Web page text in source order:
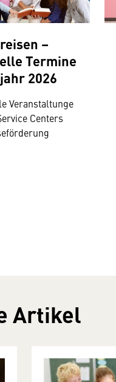
–
Termine
2026
Veranstaltunge
Centers
Artikel